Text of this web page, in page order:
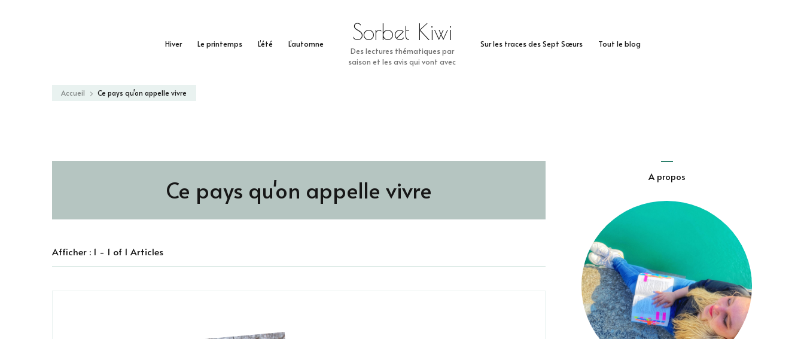
Hiver Le printemps L’été L’automne Sur les traces des Sept Sœurs Tout le blog
Sorbet Kiwi
Des lectures thématiques par
saison et les avis qui vont avec
Accueil Ce pays qu'on appelle vivre
Ce pays qu'on appelle vivre
Afficher : 1 - 1 of 1 Articles
A propos